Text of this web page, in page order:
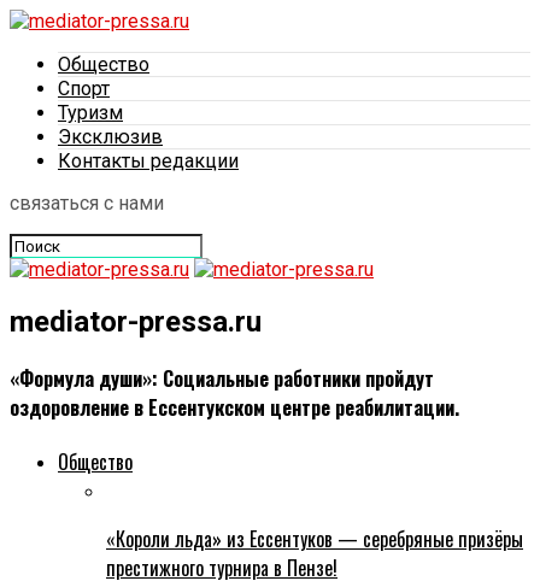
Общество
Спорт
Туризм
Эксклюзив
Контакты редакции
связаться с нами
mediator-pressa.ru
«Формула души»: Социальные работники пройдут
оздоровление в Ессентукском центре реабилитации.
Общество
«Короли льда» из Ессентуков — серебряные призёры
престижного турнира в Пензе!